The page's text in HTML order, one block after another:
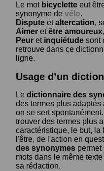
Le mot bicyclette eut
synonyme de vélo.
Dispute etaltercation,
Aimer etêtre amoureux
Peur et inquiétude sont
retrouve dans ce
ligne.
Usage d’un
Le dictionnaire des
des termes plus
on se sert
trouver des termes plus
caractéristique, le but, la
l'être, de l'action en
des synonymes permet
mots dans le même
sa rédaction.